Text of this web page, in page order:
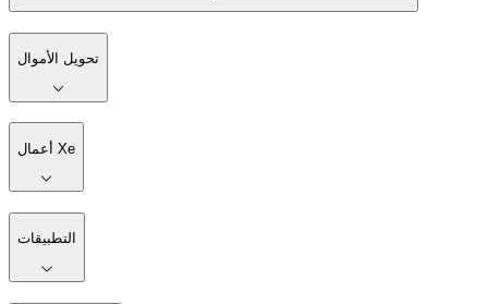
تحويل الأموال
أعمال Xe
التطبيقات